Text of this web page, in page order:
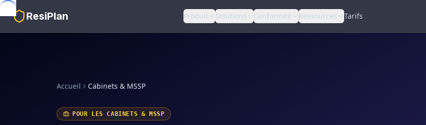
Skip to main content
ResiPlan Produit Solutions Conformité Ressources Tarifs
Accueil Cabinets & MSSP
POUR LES CABINETS & MSSP